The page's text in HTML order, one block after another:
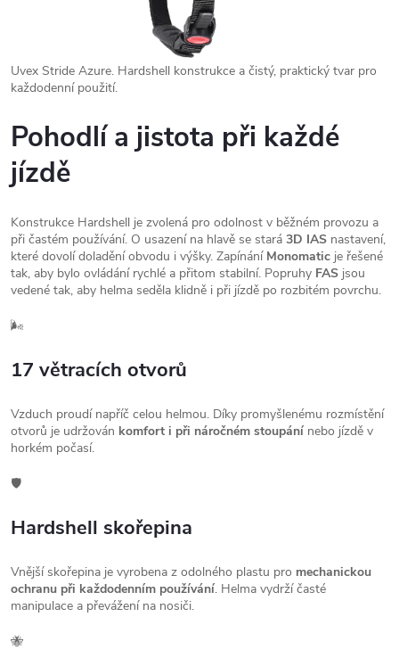
Uvex Stride Azure. Hardshell konstrukce a čistý, praktický tvar pro
každodenní použití.
Pohodlí a jistota při každé
jízdě
Konstrukce Hardshell je zvolená pro odolnost v běžném provozu a
při častém používání. O usazení na hlavě se stará 3D IAS nastavení,
které dovolí doladění obvodu i výšky. Zapínání Monomatic je řešené
tak, aby bylo ovládání rychlé a přitom stabilní. Popruhy FAS jsou
vedené tak, aby helma seděla klidně i při jízdě po rozbitém povrchu.
🌬️
17 větracích otvorů
Vzduch proudí napříč celou helmou. Díky promyšlenému rozmístění
otvorů je udržován komfort i při náročném stoupání nebo jízdě v
horkém počasí.
🛡️
Hardshell skořepina
Vnější skořepina je vyrobena z odolného plastu pro mechanickou
ochranu při každodenním používání. Helma vydrží časté
manipulace a převážení na nosiči.
🐝